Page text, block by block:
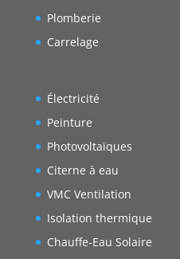
Plomberie
Carrelage
Électricité
Peinture
Photovoltaïques
Citerne à eau
VMC Ventilation
Isolation thermique
Chauffe-Eau Solaire